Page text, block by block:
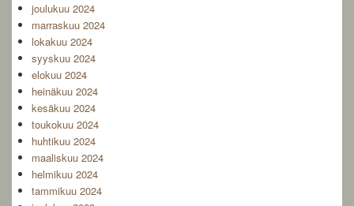
joulukuu 2024
marraskuu 2024
lokakuu 2024
syyskuu 2024
elokuu 2024
heinäkuu 2024
kesäkuu 2024
toukokuu 2024
huhtikuu 2024
maaliskuu 2024
helmikuu 2024
tammikuu 2024